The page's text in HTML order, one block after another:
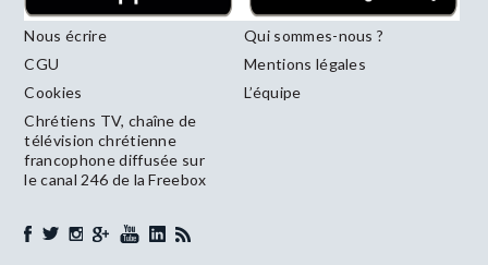
Nous écrire
Qui sommes-nous ?
CGU
Mentions légales
Cookies
L’équipe
Chrétiens TV, chaîne de
télévision chrétienne
francophone diffusée sur
le canal 246 de la Freebox